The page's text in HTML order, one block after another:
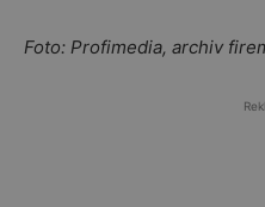
Foto: Profimedia, archiv